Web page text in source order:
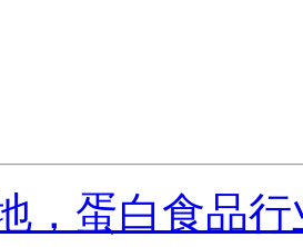
，蛋白食品